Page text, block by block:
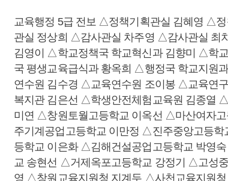
교육행정 5급 전보 △정책기획관실 김혜영 △
관실 정상희 △감사관실 차주영 △감사관실 최
김영이 △학교정책국 학교혁신과 김향미 △학
국 평생교육급식과 황옥희 △행정국 학교지원
연수원 김수경 △교육연수원 조이봉 △교육연
복지관 김은선 △학생안전체험교육원 김종열
미연 △창원토월고등학교 이옥선 △마산여자
주기계공업고등학교 이만정 △진주중앙고등
등학교 이은화 △김해건설공업고등학교 박영
교 송현선 △거제옥포고등학교 강정기 △고성
영 △창원교육지원청 지계두 △사천교육지원